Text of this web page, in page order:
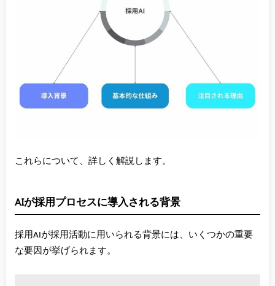
これらについて、詳しく解説します。
AIが採用プロセスに導入される背景
採用AIが採用活動に用いられる背景には、いくつかの重要
な要因が挙げられます。